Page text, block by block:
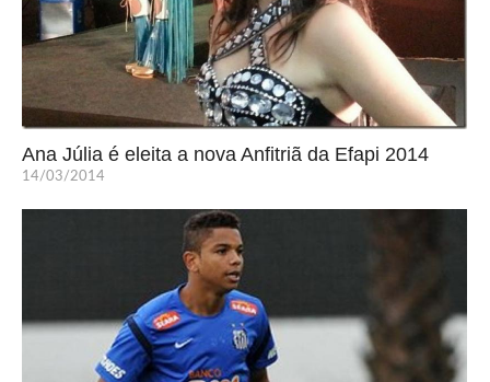
Ana Júlia é eleita a nova Anfitriã da Efapi 2014
14/03/2014